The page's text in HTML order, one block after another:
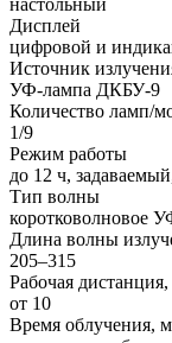
Дисплей
цифровой и
Источник
УФ-лампа ДКБУ-9
Количество ламп/
1/9
Режим работы
до 12 ч,
Тип волны
коротковолновое
Длина волны
205–315
Рабочая
от 10
Время облучения,